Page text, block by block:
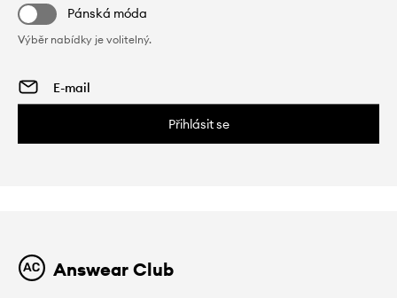
Pánská móda
Výběr nabídky je volitelný.
Přihlásit se
Answear Club